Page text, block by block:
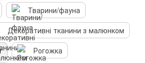
Тварини/фауна
Декоративні тканини з малюнком
Рогожка